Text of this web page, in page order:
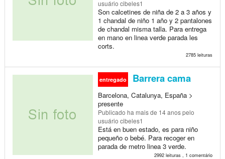
usuário cibeles1
Son calcetines de niña de 2 a 3 años y
1 chandal de niño 1 año y 2 pantalones
de chandal misma talla. Para entrega
en mano en linea verde parada les
corts.
2785 leituras
entregado Barrera cama
Barcelona, Catalunya, España >
presente
Publicado ha mais de 14 anospelo
usuário cibeles1
Está en buen estado, es para niño
pequeño o bebé. Para recoger en
parada de metro linea 3 verde.
2992 leituras , 1 comentário